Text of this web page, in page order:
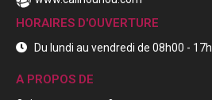
HORAIRES D'OUVERTURE
Du lundi au vendredi de 08h00 - 17h
A PROPOS DE